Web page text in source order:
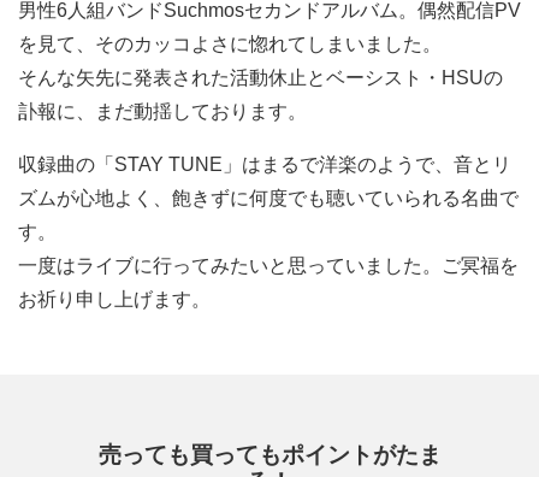
男性6人組バンドSuchmosセカンドアルバム。偶然配信PV
を見て、そのカッコよさに惚れてしまいました。
そんな矢先に発表された活動休止とベーシスト・HSUの
訃報に、まだ動揺しております。
収録曲の「STAY TUNE」はまるで洋楽のようで、音とリ
ズムが心地よく、飽きずに何度でも聴いていられる名曲で
す。
一度はライブに行ってみたいと思っていました。ご冥福を
お祈り申し上げます。
売っても買ってもポイントがたま